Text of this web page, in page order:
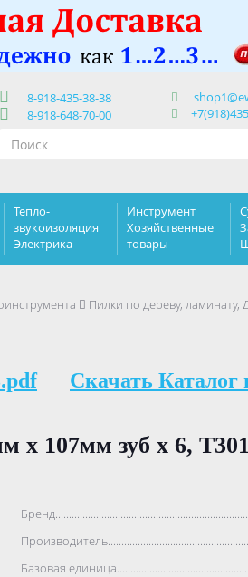
8-918-435-38-38
8-918-648-70-00
Тепло-
звукоизоляция
Электрика
Инструмент
Хозяйственные
товары
Пилки по дереву, ламинату,
Скачать
х 107мм зуб х 6,
Базовая